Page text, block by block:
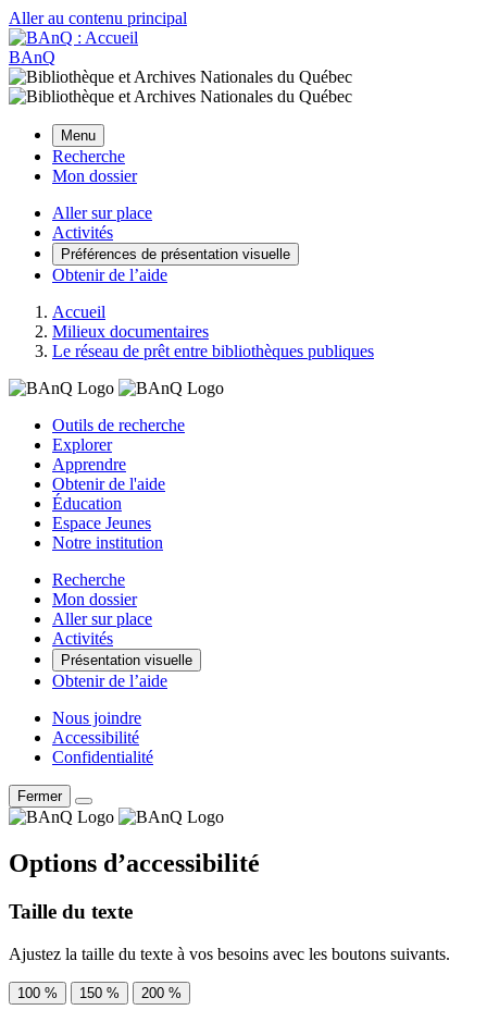
Aller au contenu principal
BAnQ
Menu
Recherche
Mon dossier
Aller sur place
Activités
Préférences de présentation visuelle
Obtenir de l’aide
Accueil
Milieux documentaires
Le réseau de prêt entre bibliothèques publiques
Outils de recherche
Explorer
Apprendre
Obtenir de l'aide
Éducation
Espace Jeunes
Notre institution
Recherche
Mon dossier
Aller sur place
Activités
Présentation visuelle
Obtenir de l’aide
Nous joindre
Accessibilité
Confidentialité
Fermer
Options d’accessibilité
Taille du texte
Ajustez la taille du texte à vos besoins avec les boutons suivants.
100 % 150 % 200 %